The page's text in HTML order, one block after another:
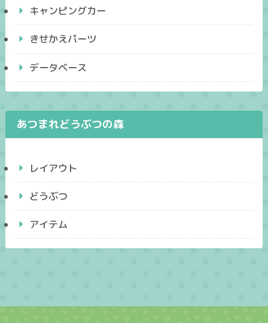
キャンピングカー
きせかえパーツ
データベース
あつまれどうぶつの森
レイアウト
どうぶつ
アイテム